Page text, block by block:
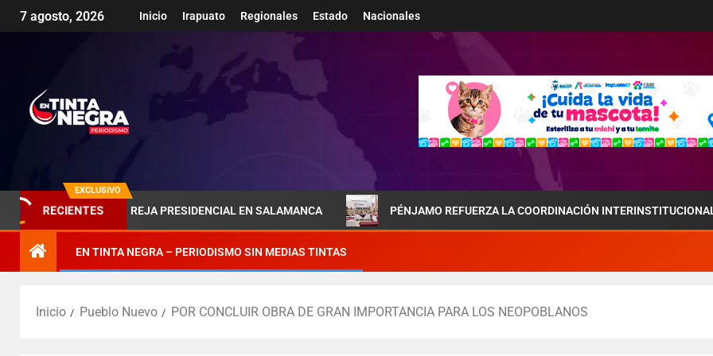
7 agosto, 2026 Inicio Irapuato Regionales Estado Nacionales
EXCLUSIVO
RECIENTES
DE LA PAREJA PRESIDENCIAL EN SALAMANCA PÉNJAMO REFUERZA LA COORDINACIÓN INTERINSTITUCIONAL POR LA
EN TINTA NEGRA – PERIODISMO SIN MEDIAS TINTAS
Inicio Pueblo Nuevo POR CONCLUIR OBRA DE GRAN IMPORTANCIA PARA LOS NEOPOBLANOS